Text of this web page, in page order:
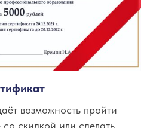
возможность пройти
скидкой или сделать